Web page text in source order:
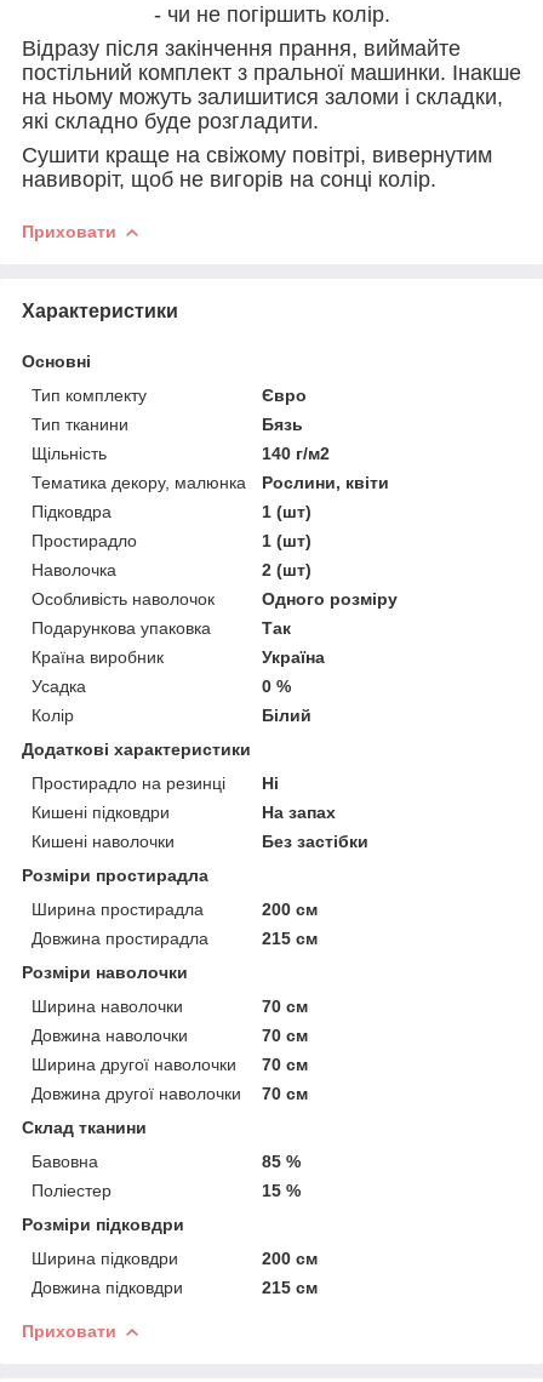
- чи не погіршить колір.
Відразу після закінчення прання, виймайте
постільний комплект з пральної машинки. Інакше
на ньому можуть залишитися заломи і складки,
які складно буде розгладити.
Сушити краще на свіжому повітрі, вивернутим
навиворіт, щоб не вигорів на сонці колір.
Приховати
Характеристики
Основні
Тип комплекту
Євро
Тип тканини
Бязь
Щільність
140 г/м2
Тематика декору, малюнка
Рослини, квіти
Підковдра
1 (шт)
Простирадло
1 (шт)
Наволочка
2 (шт)
Особливість наволочок
Одного розміру
Подарункова упаковка
Так
Країна виробник
Україна
Усадка
0 %
Колір
Білий
Додаткові характеристики
Простирадло на резинці
Ні
Кишені підковдри
На запах
Кишені наволочки
Без застібки
Розміри простирадла
Ширина простирадла
200 см
Довжина простирадла
215 см
Розміри наволочки
Ширина наволочки
70 см
Довжина наволочки
70 см
Ширина другої наволочки
70 см
Довжина другої наволочки
70 см
Склад тканини
Бавовна
85 %
Поліестер
15 %
Розміри підковдри
Ширина підковдри
200 см
Довжина підковдри
215 см
Приховати